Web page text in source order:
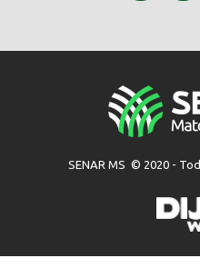
SENAR MS © 2020 -